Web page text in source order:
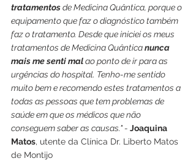
tratamentos de Medicina Quântica, porque o
equipamento que faz o diagnóstico também
faz o tratamento. Desde que iniciei os meus
tratamentos de Medicina Quântica nunca
mais me senti mal ao ponto de ir para as
urgências do hospital. Tenho-me sentido
muito bem e recomendo estes tratamentos a
todas as pessoas que tem problemas de
saúde em que os médicos que não
conseguem saber as causas." - Joaquina
Matos, utente da Clínica Dr. Liberto Matos
de Montijo